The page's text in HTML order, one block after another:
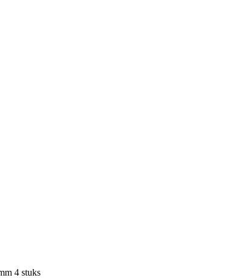
4 stuks